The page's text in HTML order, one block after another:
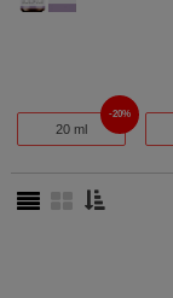
20 ml
20%